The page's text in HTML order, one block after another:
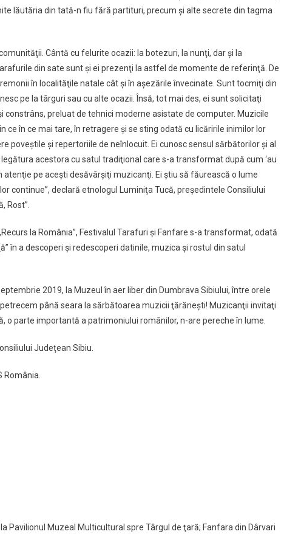
lăutăria din tată-n fiu fără partituri, precum şi alte secrete din tagma
Cântă cu felurite ocazii: la botezuri, la nunţi, dar şi la
din sate sunt şi ei prezenţi la astfel de momente de referinţă. De
în localităţile natale cât şi în aşezările învecinate. Sunt tocmiţi din
pe la târguri sau cu alte ocazii. Însă, tot mai des, ei sunt solicitaţi
constrâns, preluat de tehnici moderne asistate de computer. Muzicile
în ce mai tare, în retragere şi se sting odată cu licăririle inimilor lor
poveştile şi repertoriile de neînlocuit. Ei cunosc sensul sărbătorilor şi al
acestora cu satul tradiţional care s-a transformat după cum ‘au
atenţie pe aceşti desăvârşiţi muzicanţi. Ei ştiu să făurească o lume
continue”, declară etnologul Luminiţa Tucă, preşedintele Consiliului
Rost”.
la România”, Festivalul Tarafuri şi Fanfare s-a transformat, odată
în a descoperi şi redescoperi datinile, muzica şi rostul din satul
2019, la Muzeul în aer liber din Dumbrava Sibiului, între orele
până seara la sărbătoarea muzicii ţărăneşti! Muzicanţii invitaţi
parte importantă a patrimoniului românilor, n-are pereche în lume.
Judeţean Sibiu.
Pavilionul Muzeal Multicultural spre Târgul de ţară; Fanfara din Dârvari